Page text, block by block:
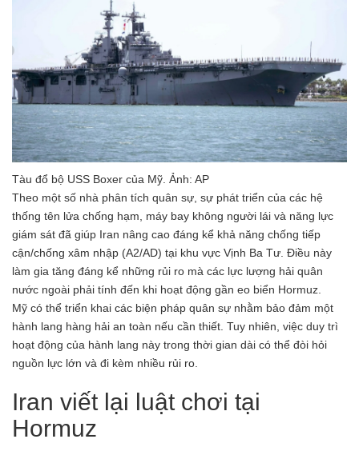
Tàu đổ bộ USS Boxer của Mỹ. Ảnh: AP
Theo một số nhà phân tích quân sự, sự phát triển của các hệ
thống tên lửa chống hạm, máy bay không người lái và năng lực
giám sát đã giúp Iran nâng cao đáng kể khả năng chống tiếp
cận/chống xâm nhập (A2/AD) tại khu vực Vịnh Ba Tư. Điều này
làm gia tăng đáng kể những rủi ro mà các lực lượng hải quân
nước ngoài phải tính đến khi hoạt động gần eo biển Hormuz.
Mỹ có thể triển khai các biện pháp quân sự nhằm bảo đảm một
hành lang hàng hải an toàn nếu cần thiết. Tuy nhiên, việc duy trì
hoạt động của hành lang này trong thời gian dài có thể đòi hỏi
nguồn lực lớn và đi kèm nhiều rủi ro.
Iran viết lại luật chơi tại
Hormuz